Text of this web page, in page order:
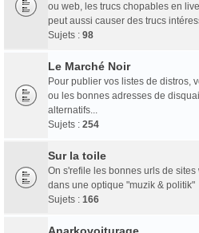
ou web, les trucs chopables en
peut aussi causer des trucs
Sujets : 98
Le Marché Noir
Pour publier vos listes de distros,
ou les bonnes adresses de
alternatifs...
Sujets : 254
Sur la toile
On s'refile les bonnes urls de
dans une optique "muzik & politik"
Sujets : 166